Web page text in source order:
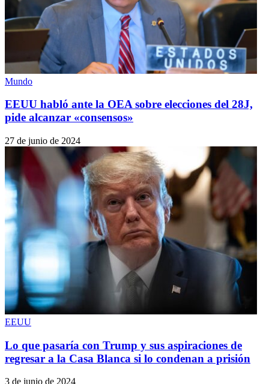
Mundo
EEUU habló ante la OEA sobre elecciones del 28J,
pide alcanzar «consensos»
27 de junio de 2024
EEUU
Lo que pasaría con Trump y sus aspiraciones de
regresar a la Casa Blanca si lo condenan a prisión
3 de junio de 2024